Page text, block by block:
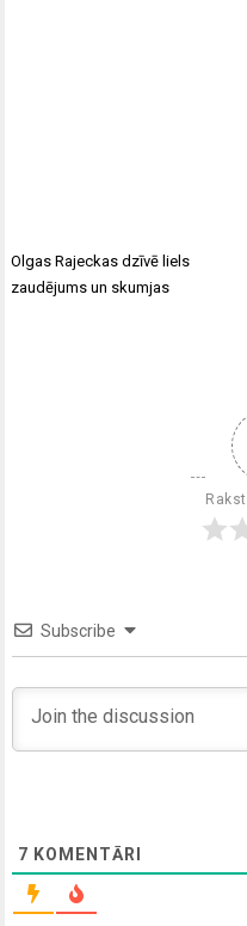
Olgas Rajeckas dzīvē liels
zaudējums un skumjas
Subscribe
7 KOMENTĀRI